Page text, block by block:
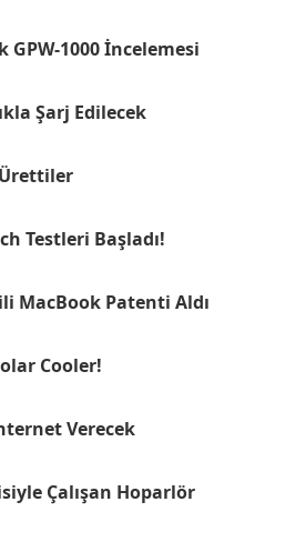
GPW-1000 İncelemesi
Şarj Edilecek
Testleri Başladı!
MacBook Patenti Aldı
Cooler!
Verecek
Çalışan Hoparlör